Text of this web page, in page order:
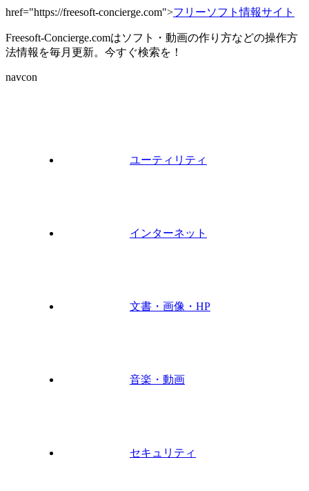
href="https://freesoft-concierge.com">フリーソフト情報サイト
Freesoft-Concierge.comはソフト・動画の作り方などの操作方
法情報を毎月更新。今すぐ検索を！
navcon
ユーティリティ
インターネット
文書・画像・HP
音楽・動画
セキュリティ